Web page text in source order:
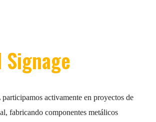
Signage
activamente en proyectos de
fabricando componentes metálicos